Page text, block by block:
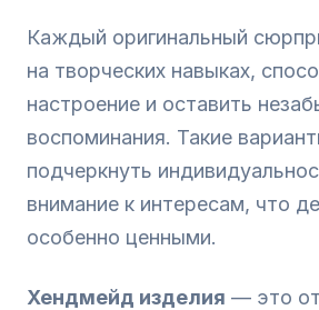
Каждый оригинальный
на творческих навыках,
настроение и оставить
воспоминания. Такие
подчеркнуть
внимание к интересам, что
особенно ценными.
Хендмейд изделия — это